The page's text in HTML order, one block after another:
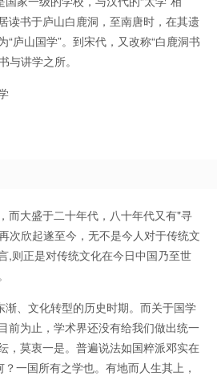
读书于庐山白鹿洞，至南唐时，在其遗
“庐山国学”。到宋代，又改称“白鹿洞书
与讲学之所。
而大盛于二十年代，八十年代又有"寻
次欣起遂至今，无不是今人对于传统文
,则正是对传统文化在今日中国乃至世
、文化转型的历史时期。而关于国学
前为止，学术界还没有给我们做出统一
，莫衷一是。普遍说法如国粹派邓实在
一国所有之学也。有地而人生其上，